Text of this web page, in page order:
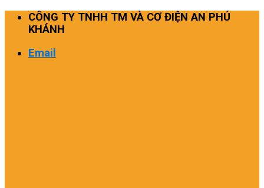
Skip
CÔNG TY TNHH TM VÀ CƠ ĐIỆN AN PHÚ
KHÁNH
Email